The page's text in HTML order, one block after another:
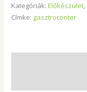
Kategóriák:Előkészület,
Címke: gasztrocenter